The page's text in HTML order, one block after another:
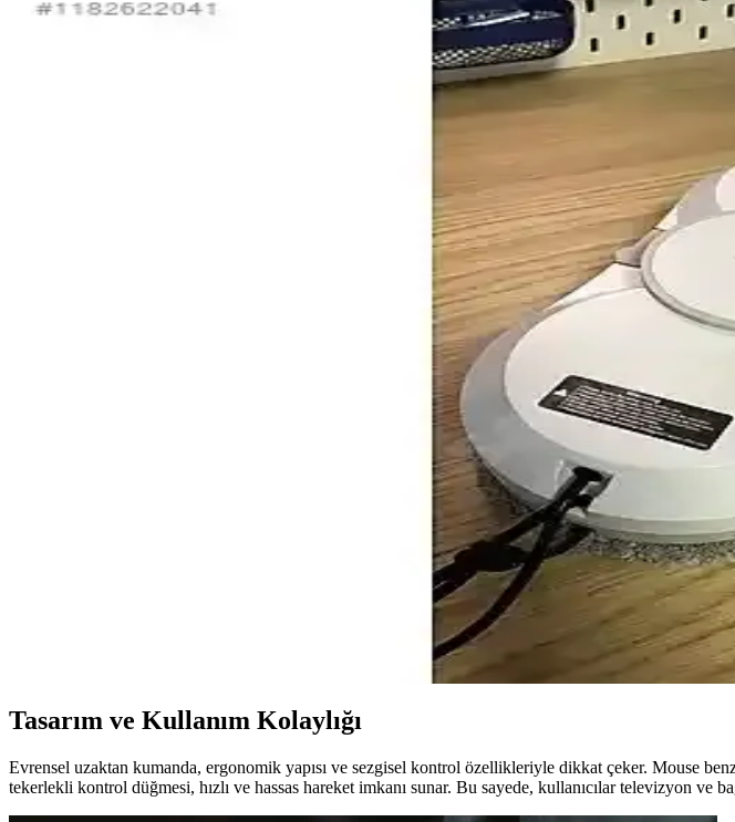
Uygun Fiyatlı ve İşlevsel Teknolojik Aletler: En İyi Düşük Maliyetli Gadget
10-50 dolar arası uygun fiyatlı teknolojik aletler, mutfaktan seyahate, ev otomasyonundan günlük
Hava Valfleri ve Teknolojik Gelişmeler Endüstri ve Ev Otomasyonundaki Rolü
Hava valfleri, elektronik ve teknolojik gelişmelerle daha hassas, dayanıklı ve enerji tasarruflu hale
Wyze Akıllı Telefon ve Güvenlik Cihazlarıyla Performans ve Tasarım
Wyze, uygun fiyatlı ve fonksiyonel akıllı cihazlar sunarak, performans ve tasarım dengesini sağlayan
Akıllı Ev Aydınlatma Otomasyonunda Işık Sensörlerinin Rolü ve Avantajları
Gelişen teknolojilerle akıllı evlerde otomatik ışık sensörleri enerji tasarrufu ve konforu artırıyor, ortam
Çok İşlevli Akıllı Ev Kontrol Cihazları: Modern Evlerde Konfor ve Güvenlik
Gelişen ev otomasyonu teknolojileri, çok işlevli akıllı ev kontrol cihazlarıyla enerji verimliliği ve
Akıllı Ev ve Eğlence Sistemleri: Güncel Teknolojiler ve Gelecek Trendleri
Modern yaşamın vazgeçilmezleri haline gelen akıllı ev ve eğlence sistemleri, enerji tasarrufu, güvenlik
Akıllı Televizyonlarda En Güncel Teknolojiler ve Alternatif Çözümler
Gelişmiş ekran teknolojileri, yapay zeka entegrasyonu ve bağlantı özellikleriyle akıllı televizyonlar,
Xiaomi'nin Gelişmiş Ev Temizleme Robotlarıyla Temizlikte Yeni Dönem Başlıyor
Xiaomi'nin gelişmiş ev temizleme robotları, yüksek hassasiyetli sensörler ve akıllı navigasyonla etkili
Tasarım ve Kullanım Kolaylığı
Evrensel uzaktan kumanda, ergonomik yapısı ve sezgisel kontrol özellikleriyle dikkat çeker. Mouse
tekerlekli kontrol düğmesi, hızlı ve hassas hareket imkanı sunar. Bu sayede, kullanıcılar televizyon ve